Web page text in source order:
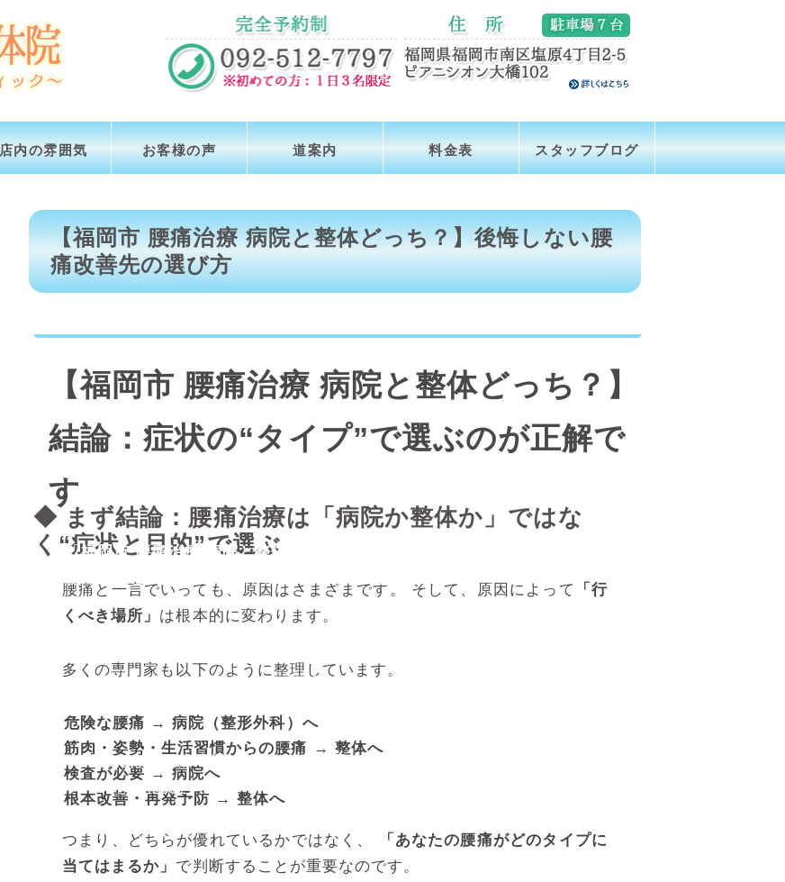
店内の雰囲気 お客様の声 道案内 料金表 スタッフブログ
【福岡市 腰痛治療 病院と整体どっち？】後悔しない腰
痛改善先の選び方
【福岡市 腰痛治療 病院と整体どっち？】
結論：症状の“タイプ”で選ぶのが正解で
す
「福岡市 腰痛治療 病院と整体どっち
しく選べないと“改善が遅れる”“遠回りになる”という結果につながってし
本記事では、腰痛専門の視点で、 病院に行くべきケース
ケースを、根拠と理由をもとに徹底的に解説します。
◆ まず結論：腰痛治療は「病院か整体か」ではな
く“症状と目的”で選ぶ
腰痛と一言でいっても、原因はさまざまです。 そして、原因によって
「行
くべき場所」 は根本的に変わります。
多くの専門家も以下のように整理しています。
危険な腰痛 → 病院（整形外科）へ
筋肉・姿勢・生活習慣からの腰痛 → 整体へ
検査が必要 → 病院へ
根本改善・再発予防 → 整体へ
つまり、どちらが優れているかではなく、
「あなたの腰痛がどのタイプに
当てはまるか」 で判断することが重要なのです。